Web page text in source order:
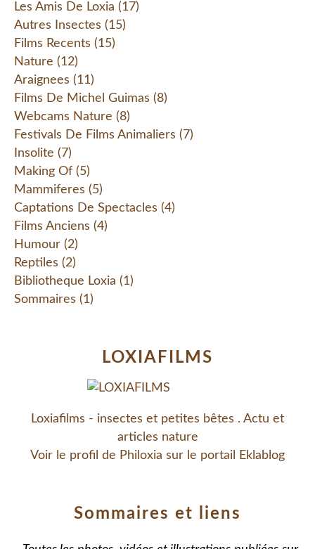
Les Amis De Loxia (17)
Autres Insectes (15)
Films Recents (15)
Nature (12)
Araignees (11)
Films De Michel Guimas (8)
Webcams Nature (8)
Festivals De Films Animaliers (7)
Insolite (7)
Making Of (5)
Mammiferes (5)
Captations De Spectacles (4)
Films Anciens (4)
Humour (2)
Reptiles (2)
Bibliotheque Loxia (1)
Sommaires (1)
LOXIAFILMS
Loxiafilms - insectes et petites bêtes . Actu et
articles nature
Voir le profil de Philoxia sur le portail Eklablog
Sommaires et liens